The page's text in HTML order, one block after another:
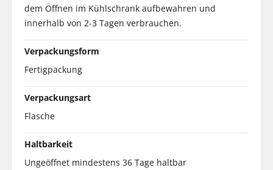
dem Öffnen im Kühlschrank aufbewahren und
innerhalb von 2-3 Tagen verbrauchen.
Verpackungsform
Fertigpackung
Verpackungsart
Flasche
Haltbarkeit
Ungeöffnet mindestens 36 Tage haltbar